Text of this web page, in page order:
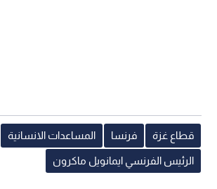
قطاع غزة فرنسا المساعدات الانسانية
الرئيس الفرنسي ايمانويل ماكرون